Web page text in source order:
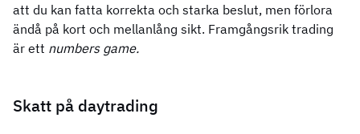
att du kan fatta korrekta och starka beslut, men förlora
ändå på kort och mellanlång sikt. Framgångsrik trading
är ett numbers game.
Skatt på daytrading